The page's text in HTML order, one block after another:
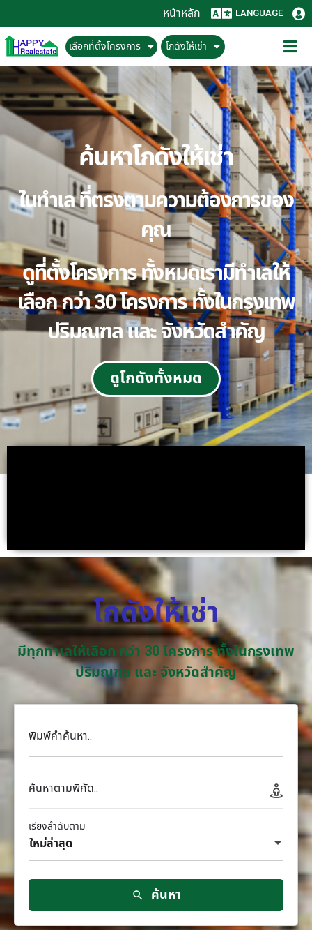
หน้าหลัก LANGUAGE
เลือกที่ตั้งโครงการ โกดังให้เช่า
ค้นหาโกดังให้เช่า
ในทำเล ที่ตรงตามความต้องการของ
คุณ
ดูที่ตั้งโครงการ ทั้งหมดเรามีทำเลให้
เลือก กว่า 30 โครงการ ทั้งในกรุงเทพ
ปริมณฑล และ จังหวัดสำคัญ
ดูโกดังทั้งหมด
โกดังให้เช่า
มีทุกทำเลให้เลือก กว่า 30 โครงการ ทั้งในกรุงเทพ
ปริมณฑล และ จังหวัดสำคัญ
พิมพ์คำค้นหา..
ค้นหาตามพิกัด..
ใหม่ล่าสุด
เรียงลำดับตาม
ค้นหา